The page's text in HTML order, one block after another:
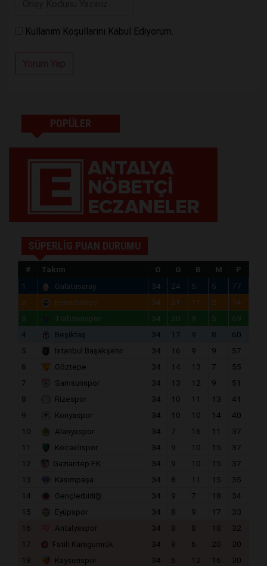
Kullanım Koşullarını Kabul Ediyorum.
Yorum Yap
POPÜLER
SÜPERLİG PUAN DURUMU
# Takım O G B M
P
1
Galatasaray 34 24 5 5
77
2
Fenerbahçe 34 21 11 2
74
3
Trabzonspor 34 20 9 5
69
4
Beşiktaş 34 17 9 8
60
5
İstanbul Başakşehir 34 16 9 9
57
6
Göztepe 34 14 13 7
55
7
Samsunspor 34 13 12 9
51
8
Rizespor 34 10 11 13
41
9
Konyaspor 34 10 10 14
40
10
Alanyaspor 34 7 16 11
37
11
Kocaelispor 34 9 10 15
37
12
Gaziantep F.K. 34 9 10 15
37
13
Kasımpaşa 34 8 11 15
35
14
Gençlerbirliği 34 9 7 18
34
15
Eyüpspor 34 8 9 17
33
16
Antalyaspor 34 8 8 18
32
17
Fatih Karagümrük 34 8 6 20
30
18
Kayserispor 34 6 12 16 30